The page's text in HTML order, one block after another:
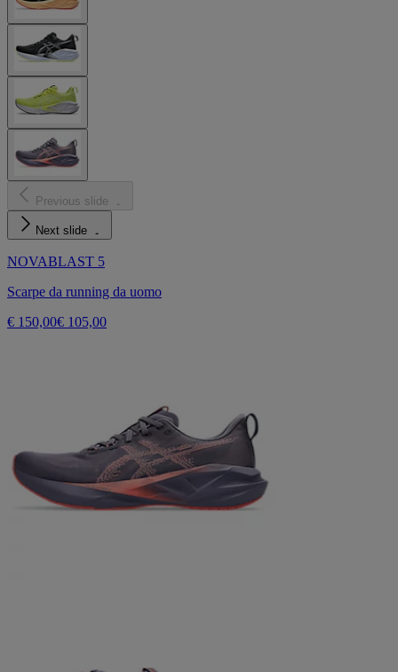
Previous slide
Next slide
NOVABLAST 5
Scarpe da running da uomo
€ 150,00€ 105,00